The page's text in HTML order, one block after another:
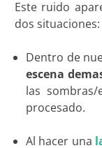
Este ruido
dos situaciones:
Dentro de
escena
las
procesado.
Al hacer una